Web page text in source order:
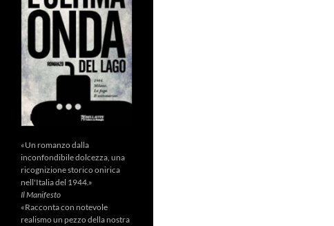
«Un romanzo dalla
inconfondibile dolcezza, una
ricognizione storico onirica
nell'Italia del 1944.»
Il Manifesto
«Racconta con notevole
realismo un pezzo della nostra